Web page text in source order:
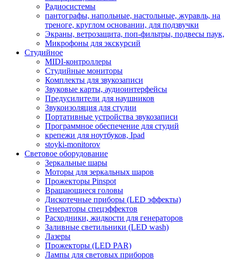
Радиосистемы
пантографы, напольные, настольные, журавль, на
треноге, круглом основании, для подзвучки
Экраны, ветрозащита, поп-фильтры, подвесы паук,
Микрофоны для экскурсий
Студийное
MIDI-контроллеры
Студийные мониторы
Комплекты для звукозаписи
Звуковые карты, аудиоинтерфейсы
Предусилители для наушников
Звукоизоляция для студии
Портативные устройства звукозаписи
Программное обеспечение для студий
крепежи для ноутбуков, Ipad
stoyki-monitorov
Световое оборудование
Зеркальные шары
Моторы для зеркальных шаров
Прожекторы Pinspot
Вращающиеся головы
Дискотечные приборы (LED эффекты)
Генераторы спецэффектов
Расходники, жидкости для генераторов
Заливные светильники (LED wash)
Лазеры
Прожекторы (LED PAR)
Лампы для световых приборов